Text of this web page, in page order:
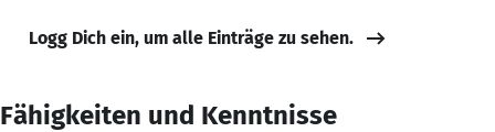
Logg Dich ein, um alle Einträge zu sehen.
Fähigkeiten und Kenntnisse